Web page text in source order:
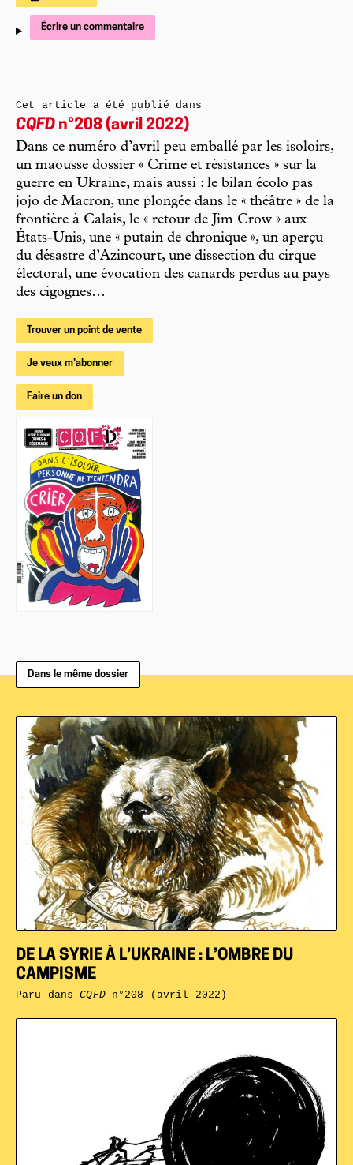
Écrire un commentaire
Cet article a été publié dans
CQFD n°208 (avril 2022)
Dans ce numéro d’avril peu emballé par les isoloirs,
un maousse dossier « Crime et résistances » sur la
guerre en Ukraine, mais aussi : le bilan écolo pas
jojo de Macron, une plongée dans le « théâtre » de la
frontière à Calais, le « retour de Jim Crow » aux
États-Unis, une « putain de chronique », un aperçu
du désastre d’Azincourt, une dissection du cirque
électoral, une évocation des canards perdus au pays
des cigognes…
Trouver un point de vente
Je veux m'abonner
Faire un don
Dans le même dossier
DE LA SYRIE À L’UKRAINE : L’OMBRE DU
CAMPISME
Paru dansCQFDn°208 (avril 2022)